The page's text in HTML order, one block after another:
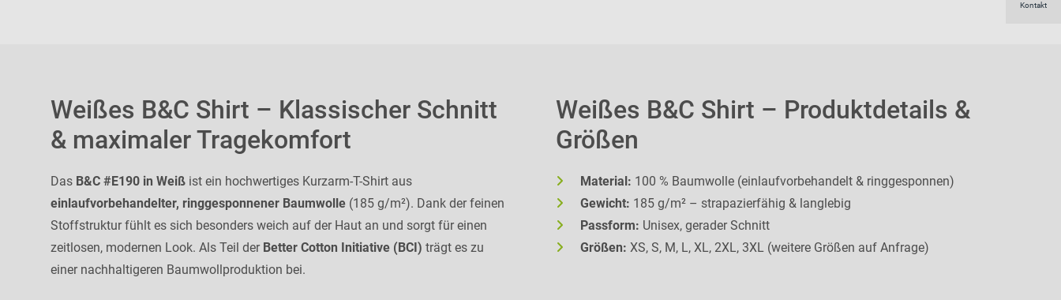
Kontakt
Weißes B&C Shirt – Klassischer Schnitt
& maximaler Tragekomfort
Das B&C #E190 in Weiß ist ein hochwertiges Kurzarm-T-Shirt aus
einlaufvorbehandelter, ringgesponnener Baumwolle (185 g/m²). Dank der feinen
Stoffstruktur fühlt es sich besonders weich auf der Haut an und sorgt für einen
zeitlosen, modernen Look. Als Teil der Better Cotton Initiative (BCI) trägt es zu
einer nachhaltigeren Baumwollproduktion bei.
Weißes B&C Shirt – Produktdetails &
Größen
Material: 100 % Baumwolle (einlaufvorbehandelt & ringgesponnen)
Gewicht: 185 g/m² – strapazierfähig & langlebig
Passform: Unisex, gerader Schnitt
Größen: XS, S, M, L, XL, 2XL, 3XL (weitere Größen auf Anfrage)